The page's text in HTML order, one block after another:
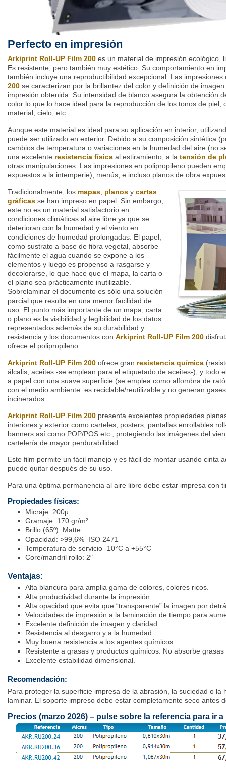
Perfecto en impresión
Arkiprint Roll-UP Film 200 es un material de impresión ecológico,
Es resistente, pero también muy estético. Su comportamiento en
también incluye una reproductibilidad excepcional. Las
200 se caracterizan por la brillantez del color y definición de
impresión obtenida. Su intensidad de blanco asegura la obtención
color lo que lo hace ideal para la reproducción de los tonos de piel,
material, cielo, etc..
Aunque este material es ideal para su aplicación en interior,
puede ser utilizado en exterior. Debido a su composición sintética
cambios de temperatura o variaciones en la humedad del aire (no
una excelente resistencia física al estiramiento, a la tensión de
otras manipulaciones. Las impresiones en polipropileno pueden
expuestos a la intemperie), menús, e incluso planos de obra
Tradicionalmente, los mapas planos y cartas
gráficas se han impreso en papel. Sin embargo,
este no es un material satisfactorio en
condiciones climáticas al aire libre ya que se
deterioran con la humedad y el viento en
condiciones de humedad prolongadas. El papel,
como sustrato a base de fibra vegetal, absorbe
fácilmente el agua cuando se expone a los
elementos y luego es propenso a rasgarse y
decolorarse, lo que hace que el mapa, la carta o
el plano sea prácticamente inutilizable.
Sobrelaminar el documento es sólo una solución
parcial que resulta en una menor facilidad de
uso. El punto más importante de un mapa, carta
o plano es la visibilidad y legibilidad de los datos
representados además de su durabilidad y
resistencia y los documentos con Arkiprint Roll-UP Film 200
ofrece el polipropileno.
Arkiprint Roll-UP Film 200 ofrece gran resistencia química
álcalis, aceites -se emplean para el etiquetado de aceites-), y todo
a papel con una suave superficie (se emplea como alfombra de
con el medio ambiente: es reciclable/reutilizable y no generan
incinerados.
Arkiprint Roll-UP Film 200 presenta excelentes propiedades
interiores y exterior como carteles, posters, pantallas enrollables
banners así como POP/POS.etc., protegiendo las imágenes del
cartelería de mayor perdurabilidad.
Este film permite un fácil manejo y es fácil de montar usando cinta
puede quitar después de su uso.
Para una óptima permanencia al aire libre debe estar impresa con
Propiedades físicas:
Micraje: 200µ .
Gramaje: 170 gr/m².
Brillo (65º): Matte
Opacidad: >99,6% ISO 2471
Temperatura de servicio -10°C a +55°C
Core/mandril rollo: 2″
Ventajas:
Alta blancura para amplia gama de colores, colores ricos.
Alta productividad durante la impresión.
Alta opacidad que evita que “transparente” la imagen por
Velocidades de impresión a la laminación de tiempo para
Excelente definición de imagen y claridad.
Resistencia al desgarro y a la humedad.
Muy buena resistencia a los agentes químicos.
Resistente a grasas y productos químicos. No absorbe grasas
Excelente estabilidad dimensional.
Recomendación:
Para proteger la superficie impresa de la abrasión, la suciedad o la
laminar. El soporte impreso debe estar completamente seco antes
Precios (marzo 2026) – pulse sobre la referencia para ir a